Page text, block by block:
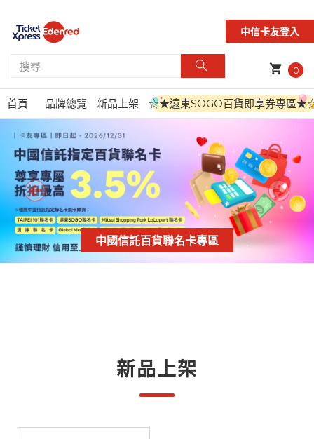
中信卡友登入
shopping_cart 0
首頁 品牌總覽 新品上架 ☆★遠東SOGO百貨即享券專區
中國信託百貨聯名卡專區
新品上架